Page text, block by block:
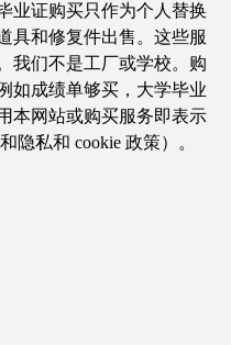
业证购买只作为个人替换
具和修复件出售。这些服
我们不是工厂或学校。购
如成绩单够买 ，大学毕业
本网站或购买服务即表示
隐私和 cookie 政策）。